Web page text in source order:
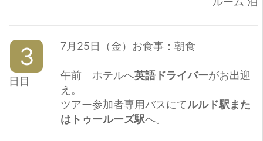
3
日目
7月25日（金）お食事：朝食
午前 ホテルへ英語ドライバーがお出迎
え。
ツアー参加者専用バスにてルルド駅また
はトゥールーズ駅へ。